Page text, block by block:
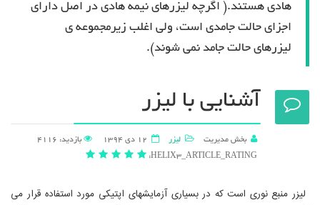
هادی هستند.( اگرچه لیزرهای نیمه هادی در اصل دارای
اجزای حالت جامدی است، ولی اغلب زیرمجموعه ی
لیزرهای حالت جامد نمی شوند).
آشنایی با لیزر
بخش مدیریت لیزر 12 دی 1394
بازدید: 4116
HELIX3_ARTICLE_RATING:
لیزر منبع نوری است که در بسیاری آزمایشهای اپتیکی مورد استفاده قرار می